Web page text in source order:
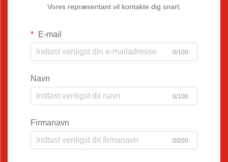
Vores repræsentant vil kontakte dig snart.
E-mail
0/100
Navn
0/100
Firmanavn
0/200